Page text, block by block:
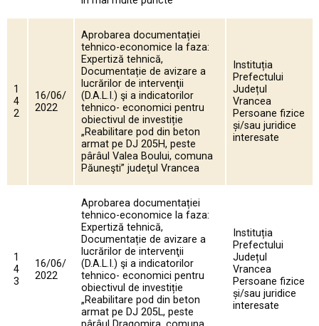
1
4
2
16/06/
2022
Aprobarea documentației
tehnico-economice la faza:
Expertiză tehnică,
Documentație de avizare a
lucrărilor de intervenţii
(D.A.L.I.) şi a indicatorilor
tehnico- economici pentru
obiectivul de investiție
„Reabilitare pod din beton
armat pe DJ 205H, peste
pârâul Valea Boului, comuna
Păuneşti” judeţul Vrancea
Instituția
Prefectului
Județul
Vrancea
Persoane fizice
și/sau juridice
interesate
1
4
3
16/06/
2022
Aprobarea documentației
tehnico-economice la faza:
Expertiză tehnică,
Documentație de avizare a
lucrărilor de intervenţii
(D.A.L.I.) şi a indicatorilor
tehnico- economici pentru
obiectivul de investiție
„Reabilitare pod din beton
armat pe DJ 205L, peste
Instituția
Prefectului
Județul
Vrancea
Persoane fizice
și/sau juridice
interesate